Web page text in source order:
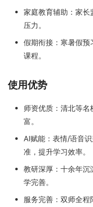
家庭教育辅助：家长
压力。
假期衔接：寒暑假预
课程。
使用优势
师资优质：清北等
富。
AI赋能：表情/语音
准，提升学习效率。
教研深厚：十余年
学完善。
服务完善：双师全